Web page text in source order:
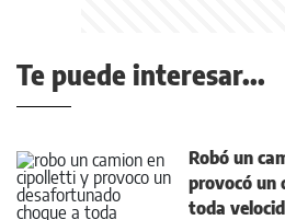
Te puede interesar...
Robó un
provocó un
toda